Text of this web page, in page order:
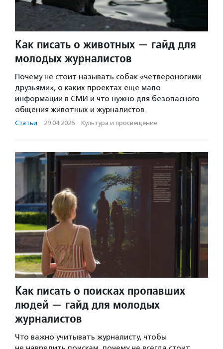
Как писать о животных — гайд для
молодых журналистов
Почему не стоит называть собак «четвероногими
друзьями», о каких проектах еще мало
информации в СМИ и что нужно для безопасного
общения животных и журналистов.
Статьи · 29.04.2026 · Культура и просвещение
Как писать о поисках пропавших
людей — гайд для молодых
журналистов
Что важно учитывать журналисту, чтобы